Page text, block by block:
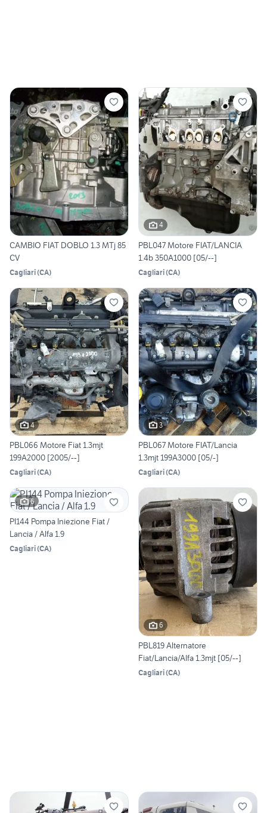
CAMBIO FIAT DOBLO 1.3 MTj 85
CV
Cagliari(CA)
4
PBL047 Motore FIAT/LANCIA
1.4b 350A1000 [05/--]
Cagliari(CA)
4
PBL066 Motore Fiat 1.3mjt
199A2000 [2005/--]
Cagliari(CA)
3
PBL067 Motore FIAT/Lancia
1.3mjt 199A3000 [05/-]
Cagliari(CA)
6
PI144 Pompa Iniezione Fiat /
Lancia / Alfa 1.9
Cagliari(CA)
6
PBL819 Alternatore
Fiat/Lancia/Alfa 1.3mjt [05/--]
Cagliari(CA)